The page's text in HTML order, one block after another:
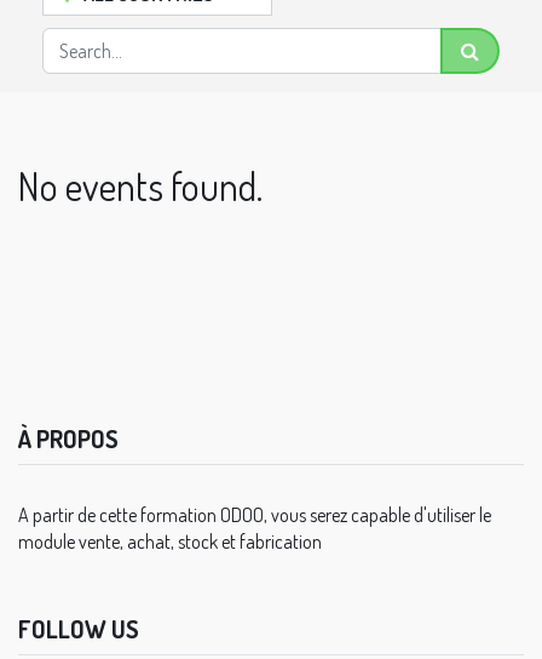
No events found.
À PROPOS
A partir de cette formation ODOO, vous serez capable d'utiliser le
module vente, achat, stock et fabrication
FOLLOW US